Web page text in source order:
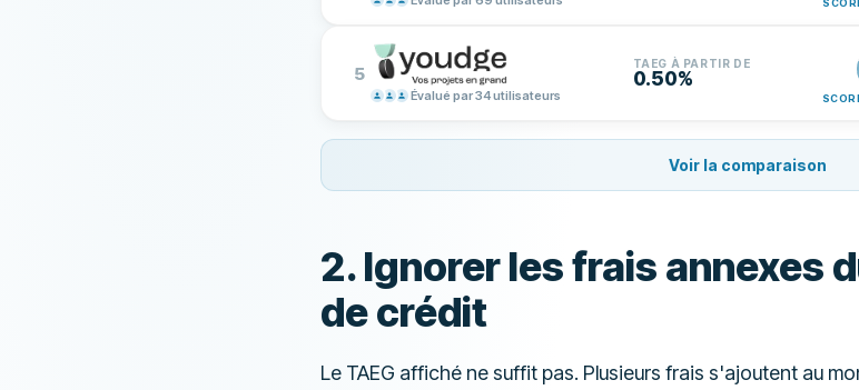
5
Évalué par 34 utilisateurs
TAEG À PARTIR DE
0.50%
Voir la comparaison
2. Ignorer les frais annexes
de crédit
Le TAEG affiché ne suffit pas. Plusieurs frais s'ajoutent au